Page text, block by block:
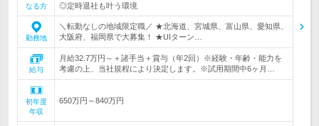
なる方
◎定時退社も叶う環境
勤務地
＼転勤なしの地域限定職／ ★北海道、宮城県、富山県、愛知県、
大阪府、福岡県で大募集！ ★UIターン…
給与
月給32.7万円～＋諸手当＋賞与（年2回）※経験・年齢・能力を
考慮の上、当社規程により決定します。※試用期間中6ヶ月…
初年度
年収
650万円～840万円